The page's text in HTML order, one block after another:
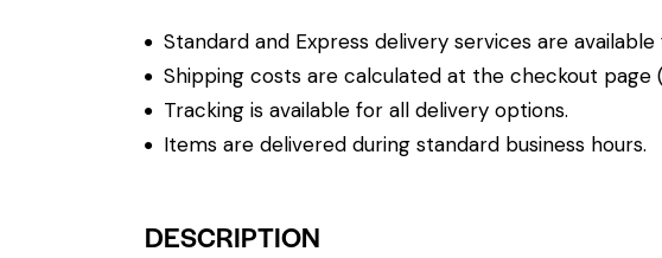
Standard and Express delivery services are
Shipping costs are calculated at the checkout
Tracking is available for all delivery options.
Items are delivered during standard business hours.
DESCRIPTION